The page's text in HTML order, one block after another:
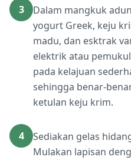
3
Dalam mangkuk
yogurt Greek, keju
madu, dan esktrak
elektrik atau
pada kelajuan
sehingga benar-
ketulan keju krim.
4
Sediakan gelas
Mulakan lapisan